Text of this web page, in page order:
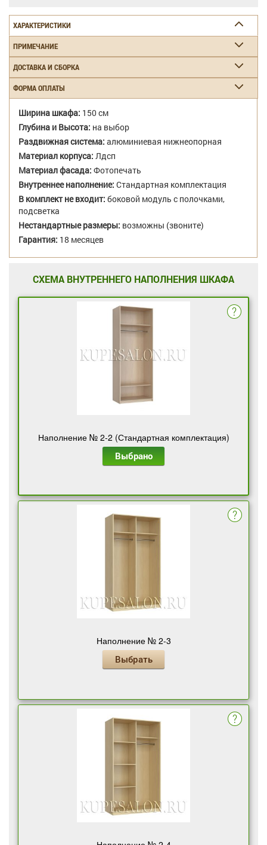
ХАРАКТЕРИСТИКИ
ПРИМЕЧАНИЕ
ДОСТАВКА И СБОРКА
ФОРМА ОПЛАТЫ
Ширина шкафа: 150 см
Глубина и Высота: на выбор
Раздвижная система: алюминиевая нижнеопорная
Материал корпуса: Лдсп
Материал фасада: Фотопечать
Внутреннее наполнение: Стандартная комплектация
В комплект не входит: боковой модуль с полочками,
подсветка
Нестандартные размеры: возможны (звоните)
Гарантия: 18 месяцев
СХЕМА ВНУТРЕННЕГО НАПОЛНЕНИЯ ШКАФА
Наполнение № 2-2 (Стандартная комплектация)
Выбрано
Наполнение № 2-3
Выбрать